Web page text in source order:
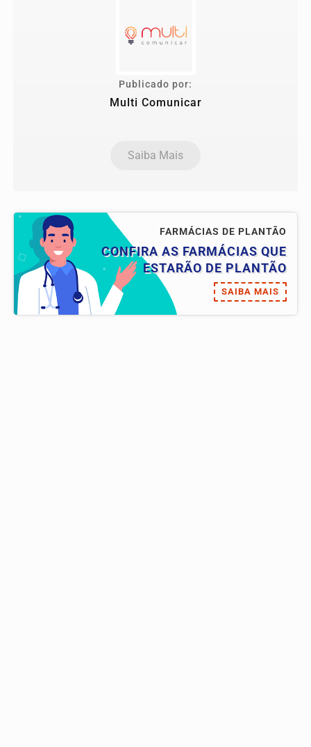
Publicado por:
Multi Comunicar
Saiba Mais
FARMÁCIAS DE PLANTÃO
CONFIRA AS FARMÁCIAS QUE
ESTARÃO DE PLANTÃO
SAIBA MAIS